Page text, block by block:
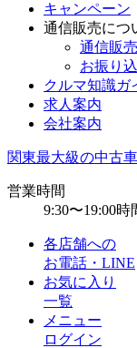
キャンペーン
通信販売につ
通信販売
お振り
クルマ知識ガ
求人案内
会社案内
関東最大級の中古
営業時間
9:30〜19:00時
各店舗への
お電話・LINE
お気に入り
一覧
メニュー
ログイン